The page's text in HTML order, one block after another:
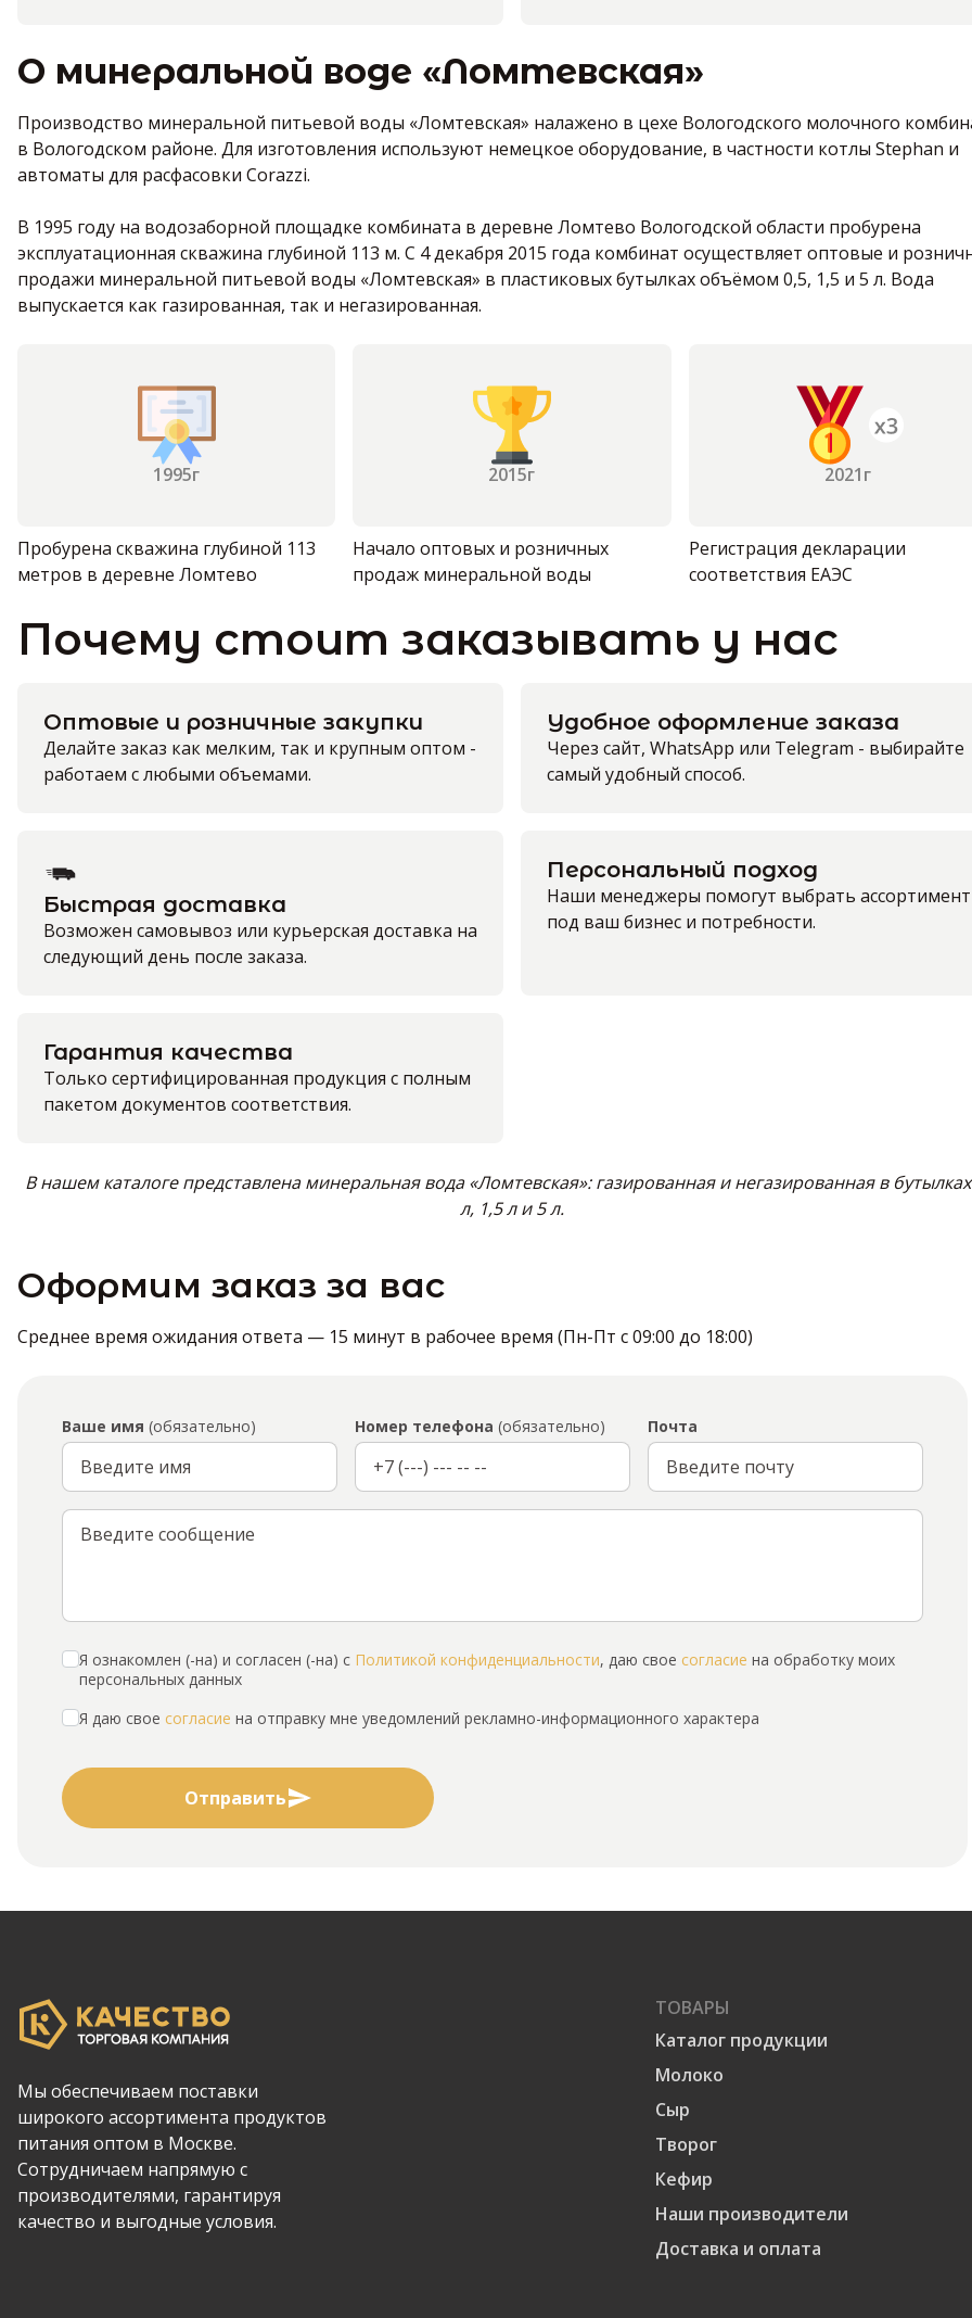
О минеральной воде «Ломтевская»
Производство минеральной питьевой воды «Ломтевская» налажено в цехе Вологодского молочного
в Вологодском районе. Для изготовления используют немецкое оборудование, в частности котлы Stephan и
автоматы для расфасовки Corazzi.
В 1995 году на водозаборной площадке комбината в деревне Ломтево Вологодской области пробурена
эксплуатационная скважина глубиной 113 м. С 4 декабря 2015 года комбинат осуществляет оптовые и
продажи минеральной питьевой воды «Ломтевская» в пластиковых бутылках объёмом 0,5, 1,5 и 5 л. Вода
выпускается как газированная, так и негазированная.
1995г
Пробурена скважина глубиной 113
метров в деревне Ломтево
2015г
Начало оптовых и розничных
продаж минеральной воды
2021г
Регистрация декларации
соответствия ЕАЭС
Почему стоит заказывать у нас
Оптовые и розничные закупки
Делайте заказ как мелким, так и крупным оптом -
работаем с любыми объемами.
Удобное оформление заказа
Через сайт, WhatsApp или Telegram - выбирайте
самый удобный способ.
Быстрая доставка
Возможен самовывоз или курьерская доставка на
следующий день после заказа.
Персональный подход
Наши менеджеры помогут выбрать ассортимент
под ваш бизнес и потребности.
Гарантия качества
Только сертифицированная продукция с полным
пакетом документов соответствия.
В нашем каталоге представлена минеральная вода «Ломтевская»: газированная и негазированная в
л, 1,5 л и 5 л.
Оформим заказ за вас
Среднее время ожидания ответа — 15 минут в рабочее время (Пн-Пт с 09:00 до 18:00)
Ваше имя (обязательно) Номер телефона (обязательно) Почта
Я ознакомлен (-на) и согласен (-на) с Политикой конфиденциальности, даю свое согласие на обработку моих
персональных данных
Я даю свое согласие на отправку мне уведомлений рекламно-информационного характера
Отправить
Мы обеспечиваем поставки
широкого ассортимента продуктов
питания оптом в Москве.
Сотрудничаем напрямую с
производителями, гарантируя
качество и выгодные условия.
ТОВАРЫ
Каталог продукции
Молоко
Сыр
Творог
Кефир
Наши производители
Доставка и оплата